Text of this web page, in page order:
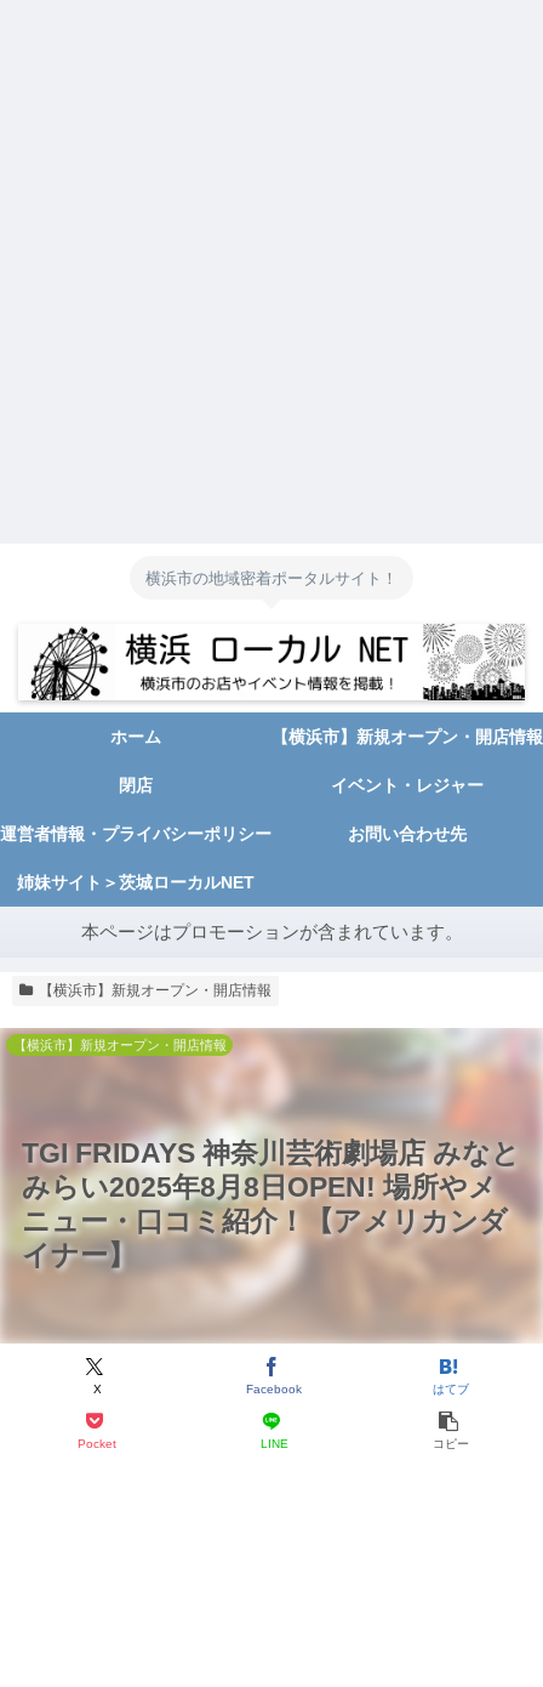
横浜市の地域密着ポータルサイト！
ホーム 【横浜市】新規オープン・開店情報
閉店 イベント・レジャー
運営者情報・プライバシーポリシー お問い合わせ先
姉妹サイト＞茨城ローカルNET
本ページはプロモーションが含まれています。
【横浜市】新規オープン・開店情報
TGI FRIDAYS 神奈川芸術劇場店 みなと
みらい2025年8月8日OPEN! 場所やメ
ニュー・口コミ紹介！【アメリカンダ
イナー】
【横浜市】新規オープン・開店情報
X Facebook はてブ
Pocket LINE コピー